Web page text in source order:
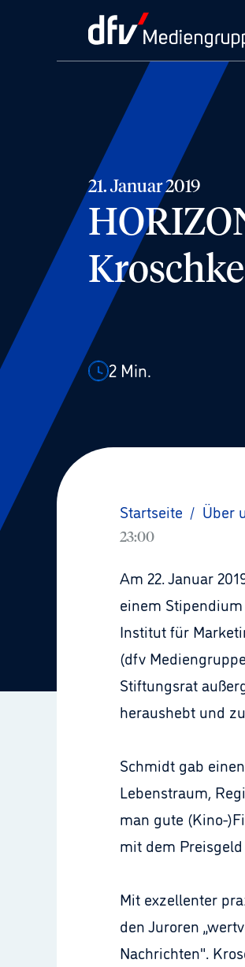
21. Januar 2019
2 Min.
Startseite / Über
23:00
Am 22. Januar
einem
Institut für
(dfv
Stiftungsrat
heraushebt und
Schmidt gab
Lebenstraum,
man gute (Kino-
mit dem
Mit exzellenter
den Juroren
Nachrichten".